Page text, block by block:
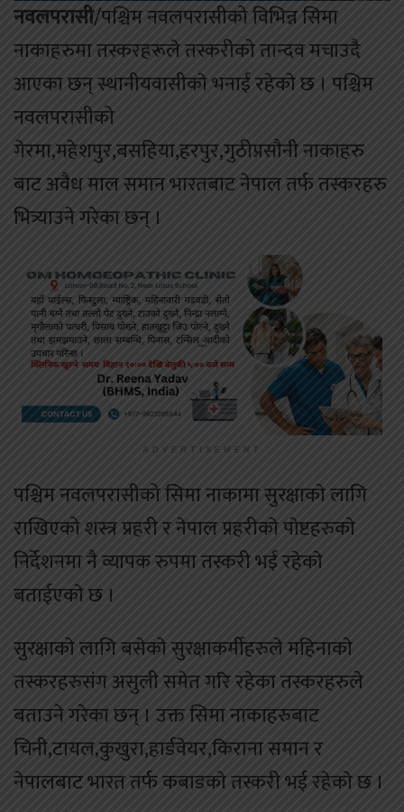
नवलपरासी/पश्चिम नवलपरासीको विभिन्न सिमा
नाकाहरुमा तस्करहरूले तस्करीको तान्दव मचाउदै
आएका छन् स्थानीयवासीकाे भनाई रहेकाे छ । पश्चिम
नवलपरासीको
गेरमा,महेशपुर,बसहिया,हरपुर,गुठीप्रसाैनी नाकाहरु
बाट अवैध माल समान भारतबाट नेपाल तर्फ तस्करहरु
भित्र्याउने गरेका छन् ।
ADVERTISEMENT
पश्चिम नवलपरासीको सिमा नाकामा सुरक्षाकाे लागि
राखिएको शस्त्र प्रहरी र नेपाल प्रहरीकाे पाेष्टहरुकाे
निर्देशनमा नै व्यापक रुपमा तस्करी भई रहेकाे
बताईएकाे छ ।
सुरक्षाकाे लागि बसेकाे सुरक्षाकर्मीहरुले महिनाकाे
तस्करहरुसंग असुली समेत गरि रहेका तस्करहरुले
बताउने गरेका छन् । उक्त सिमा नाकाहरुबाट
चिनी,टायल,कुखुरा,हार्डवेयर,किराना समान र
नेपालबाट भारत तर्फ कबाडकाे तस्करी भई रहेकाे छ ।